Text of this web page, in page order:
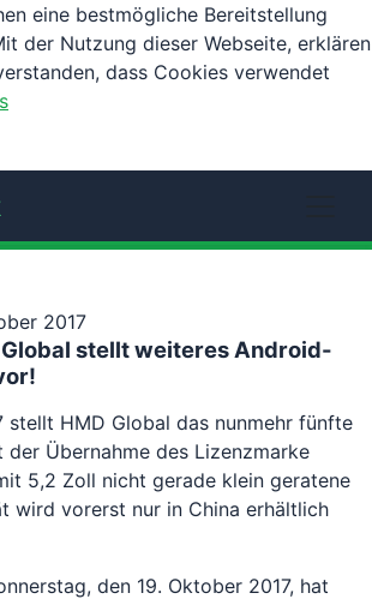
eine bestmögliche Bereitstellung
der Nutzung dieser Webseite, erklären
dass Cookies verwendet
2017
Global stellt weiteres Android-
stellt HMD Global das nunmehr fünfte
der Übernahme des Lizenzmarke
5,2 Zoll nicht gerade klein geratene
wird vorerst nur in China erhältlich
den 19. Oktober 2017, hat